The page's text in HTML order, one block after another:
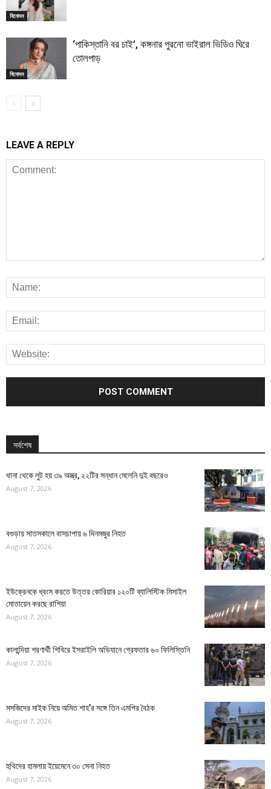
বিনোদন
বিনোদন
‘পাকিস্তানি বর চাই’, কঙ্গনার পুরনো ভাইরাল ভিডিও ঘিরে
তোলপাড়
LEAVE A REPLY
সর্বশেষ
থানা থেকে লুট হয় ৩৯ অস্ত্র, ২২টির সন্ধান মেলেনি দুই বছরেও
August 7, 2026
বগুড়ায় সাতসকালে বাসচাপায় ৬ দিনমজুর নিহত
August 7, 2026
ইউক্রেনকে ধ্বংস করতে উত্তর কোরিয়ার ১২০টি ব্যালিস্টিক মিসাইল
মোতায়েন করছে রাশিয়া
August 7, 2026
কালান্দিয়া শরণার্থী শিবিরে ইসরাইলি অভিযানে গ্রেফতার ৬০ ফিলিস্তিনি
August 7, 2026
মসজিদের মাইক নিয়ে অমিত শাহ’র সঙ্গে তিন এমপির বৈঠক
August 7, 2026
হুথিদের হামলায় ইয়েমেনে ৩০ সেনা নিহত
August 7, 2026